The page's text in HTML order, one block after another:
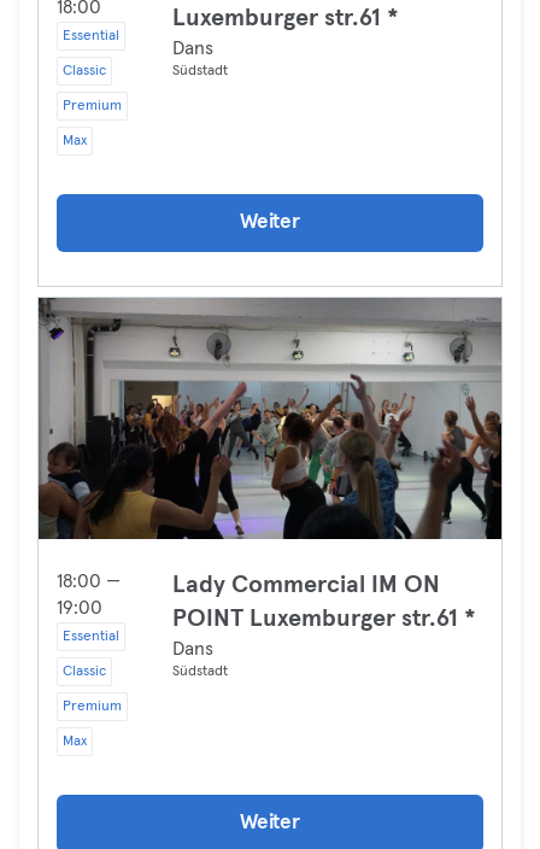
18:00
Essential
Classic
Premium
Max
Luxemburger str.61 *
Dans
Südstadt
Weiter
18:00 —
19:00
Essential
Classic
Premium
Max
Lady Commercial IM ON
POINT Luxemburger str.61 *
Dans
Südstadt
Weiter